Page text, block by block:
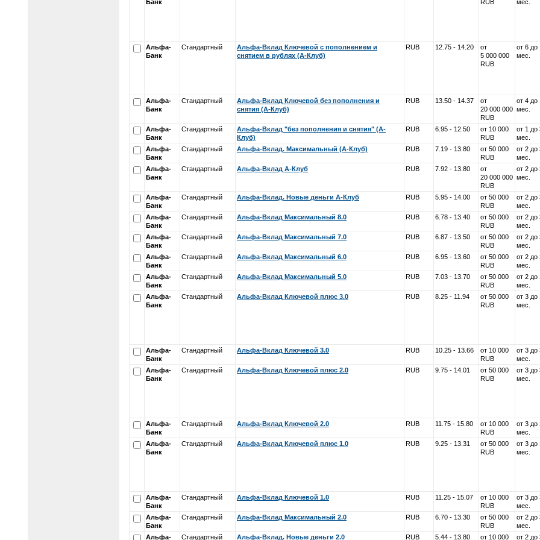
Банк RUB мес.
Альфа-
Банк
Стандартный
Альфа-Вклад Ключевой с пополнением и
снятием в рублях (А-Клуб)
RUB 12.75 - 14.20
от
5 000 000
RUB
от 6 до
мес.
Альфа-
Банк
Стандартный
Альфа-Вклад Ключевой без пополнения и
снятия (А-Клуб)
RUB 13.50 - 14.37
от
20 000 000
RUB
от 4 до
мес.
Альфа-
Банк
Стандартный
Альфа-Вклад "без пополнения и снятия" (А-
Клуб)
RUB 6.95 - 12.50
от 10 000
RUB
от 1 до
мес.
Альфа-
Банк
Стандартный Альфа-Вклад. Максимальный (А-Клуб) RUB 7.19 - 13.80
от 50 000
RUB
от 2 до
мес.
Альфа-
Банк
Стандартный Альфа-Вклад А-Клуб RUB 7.92 - 13.80
от
20 000 000
RUB
от 2 до
мес.
Альфа-
Банк
Стандартный Альфа-Вклад. Новые деньги А-Клуб RUB 5.95 - 14.00
от 50 000
RUB
от 2 до
мес.
Альфа-
Банк
Стандартный Альфа-Вклад Максимальный 8.0 RUB 6.78 - 13.40
от 50 000
RUB
от 2 до
мес.
Альфа-
Банк
Стандартный Альфа-Вклад Максимальный 7.0 RUB 6.87 - 13.50
от 50 000
RUB
от 2 до
мес.
Альфа-
Банк
Стандартный Альфа-Вклад Максимальный 6.0 RUB 6.95 - 13.60
от 50 000
RUB
от 2 до
мес.
Альфа-
Банк
Стандартный Альфа-Вклад Максимальный 5.0 RUB 7.03 - 13.70
от 50 000
RUB
от 2 до
мес.
Альфа-
Банк
Стандартный Альфа-Вклад Ключевой плюс 3.0 RUB 8.25 - 11.94
от 50 000
RUB
от 3 до
мес.
Альфа-
Банк
Стандартный Альфа-Вклад Ключевой 3.0 RUB 10.25 - 13.66
от 10 000
RUB
от 3 до
мес.
Альфа-
Банк
Стандартный Альфа-Вклад Ключевой плюс 2.0 RUB 9.75 - 14.01
от 50 000
RUB
от 3 до
мес.
Альфа-
Банк
Стандартный Альфа-Вклад Ключевой 2.0 RUB 11.75 - 15.80
от 10 000
RUB
от 3 до
мес.
Альфа-
Банк
Стандартный Альфа-Вклад Ключевой плюс 1.0 RUB 9.25 - 13.31
от 50 000
RUB
от 3 до
мес.
Альфа-
Банк
Стандартный Альфа-Вклад Ключевой 1.0 RUB 11.25 - 15.07
от 10 000
RUB
от 3 до
мес.
Альфа-
Банк
Стандартный Альфа-Вклад Максимальный 2.0 RUB 6.70 - 13.30
от 50 000
RUB
от 2 до
мес.
Альфа-
Стандартный Альфа-Вклад. Новые деньги 2.0 RUB 5.44 - 13.80 от 10 000 от 2 до